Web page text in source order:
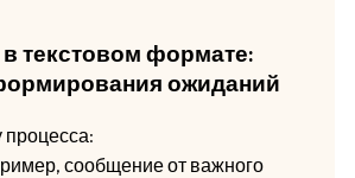
текстовом формате:
ожиданий
сообщение от важного